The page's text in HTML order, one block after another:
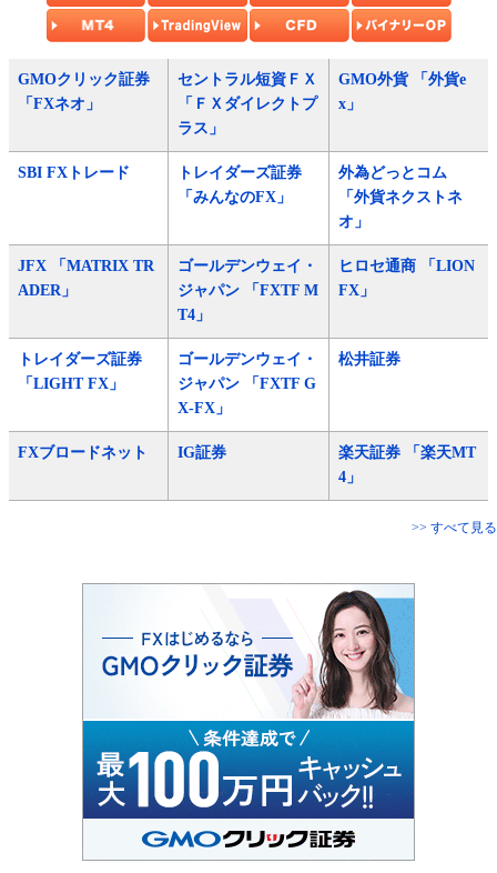
GMOクリック証券
「FXネオ」
セントラル短資ＦＸ
「ＦＸダイレクトプ
ラス」
GMO外貨 「外貨e
x」
SBI FXトレード
トレイダーズ証券
「みんなのFX」
外為どっとコム
「外貨ネクストネ
オ」
JFX 「MATRIX TR
ADER」
ゴールデンウェイ・
ジャパン 「FXTF M
T4」
ヒロセ通商 「LION
FX」
トレイダーズ証券
「LIGHT FX」
ゴールデンウェイ・
ジャパン 「FXTF G
X-FX」
松井証券
FXブロードネット IG証券
楽天証券 「楽天MT
4」
>> すべて見る